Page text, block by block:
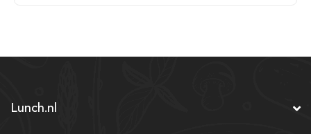
Lunch.nl